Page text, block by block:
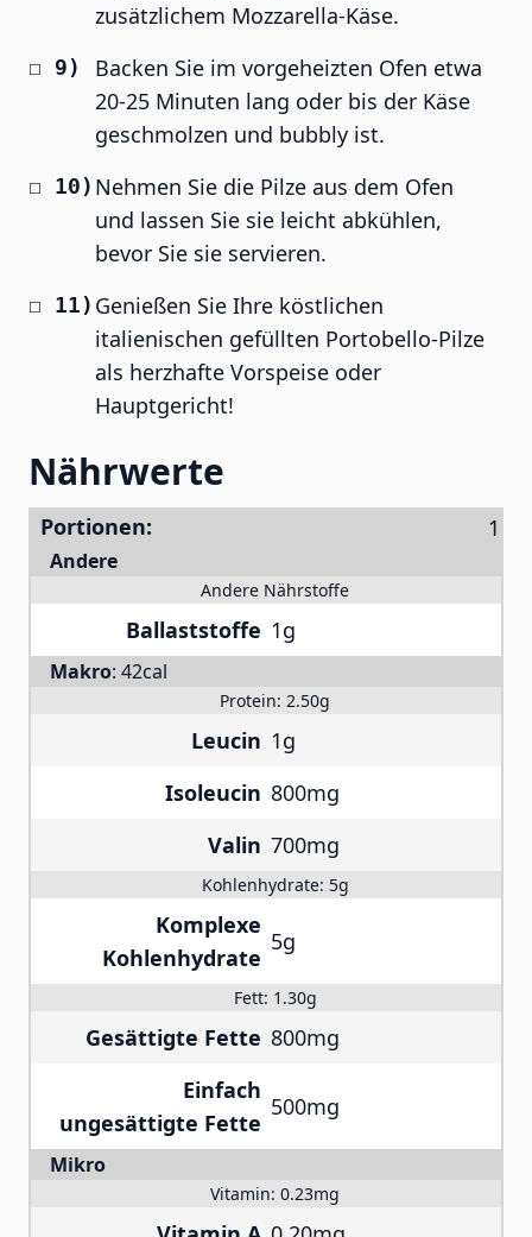
zusätzlichem Mozzarella-Käse.
Backen Sie im vorgeheizten Ofen etwa
20-25 Minuten lang oder bis der Käse
geschmolzen und bubbly ist.
Nehmen Sie die Pilze aus dem Ofen
und lassen Sie sie leicht abkühlen,
bevor Sie sie servieren.
Genießen Sie Ihre köstlichen
italienischen gefüllten Portobello-Pilze
als herzhafte Vorspeise oder
Hauptgericht!
Nährwerte
Portionen:
Andere
Andere Nährstoffe
Ballaststoffe 1g
Makro: 42cal
Protein: 2.50g
Leucin 1g
Isoleucin 800mg
Valin 700mg
Kohlenhydrate: 5g
Komplexe
Kohlenhydrate
5g
Fett: 1.30g
Gesättigte Fette 800mg
Einfach
ungesättigte Fette
500mg
Mikro
Vitamin: 0.23mg